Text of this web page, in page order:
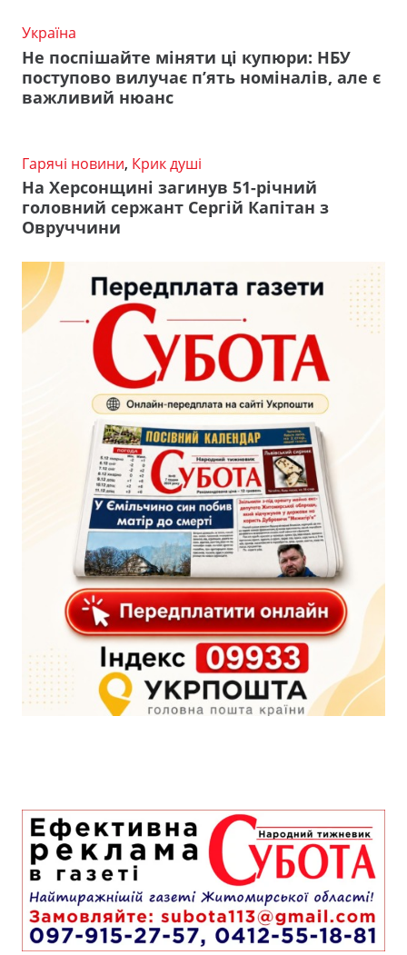
Україна
Не поспішайте міняти ці купюри: НБУ
поступово вилучає п’ять номіналів, але є
важливий нюанс
Гарячі новини, Крик душі
На Херсонщині загинув 51-річний
головний сержант Сергій Капітан з
Овруччини